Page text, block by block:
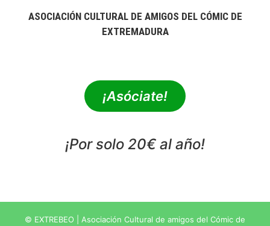
ASOCIACIÓN CULTURAL DE AMIGOS DEL CÓMIC DE
EXTREMADURA
¡Asóciate!
¡Por solo 20€ al año!
© EXTREBEO | Asociación Cultural de amigos del Cómic de